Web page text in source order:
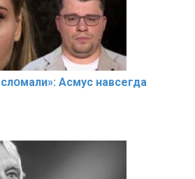
Асмус навсегда